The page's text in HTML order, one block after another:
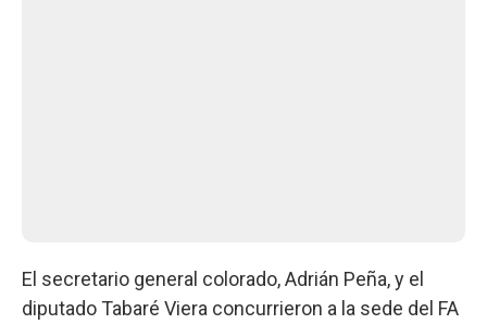
El secretario general colorado, Adrián Peña, y el
diputado Tabaré Viera concurrieron a la sede del FA